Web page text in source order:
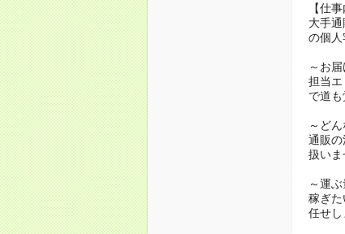
【仕事
大手
の個人
～お
担当
で道も
～ど
通販
扱いま
～運
稼ぎ
任せし